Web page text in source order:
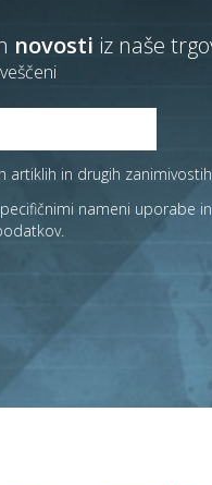
novosti iz naše
artiklih in drugih
nameni uporabe in